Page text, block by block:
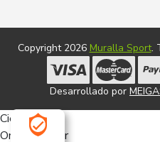
Copyright 2026 Muralla Sport.
Desarrollado por
Cierra
Ordenado por